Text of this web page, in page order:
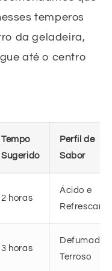
temperos
da geladeira,
até o centro
Tempo
Sugerido
Perfil de
Sabor
2 horas
Ácido e
Refrescante
3 horas
Defumado e
Terroso